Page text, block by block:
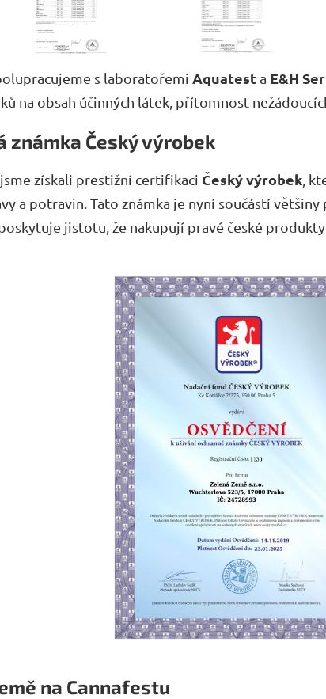
s laboratořemi Aquatesta E&H
na obsah účinných látek, přítomnost
známka Český výrobek
získali prestižní certifikaci Český výrobek ,
a potravin. Tato známka je nyní součástí
jistotu, že nakupují pravé české produkty.
na Cannafestu